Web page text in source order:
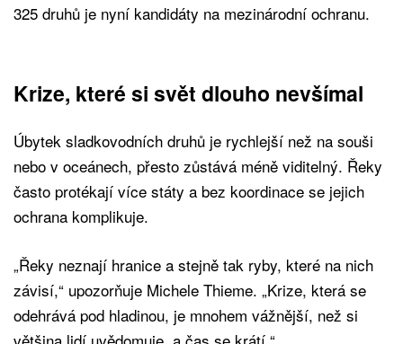
325 druhů je nyní kandidáty na mezinárodní ochranu.
Krize, které si svět dlouho nevšímal
Úbytek sladkovodních druhů je rychlejší než na souši
nebo v oceánech, přesto zůstává méně viditelný. Řeky
často protékají více státy a bez koordinace se jejich
ochrana komplikuje.
„Řeky neznají hranice a stejně tak ryby, které na nich
závisí,“ upozorňuje Michele Thieme. „Krize, která se
odehrává pod hladinou, je mnohem vážnější, než si